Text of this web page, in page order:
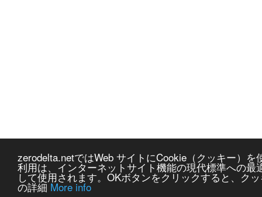
zerodelta.netではWeb サイトにCookie（クッキー）
利用は、インターネットサイト機能の現代標準への
して使用されます。OKボタンをクリックすると、ク
の詳細More info